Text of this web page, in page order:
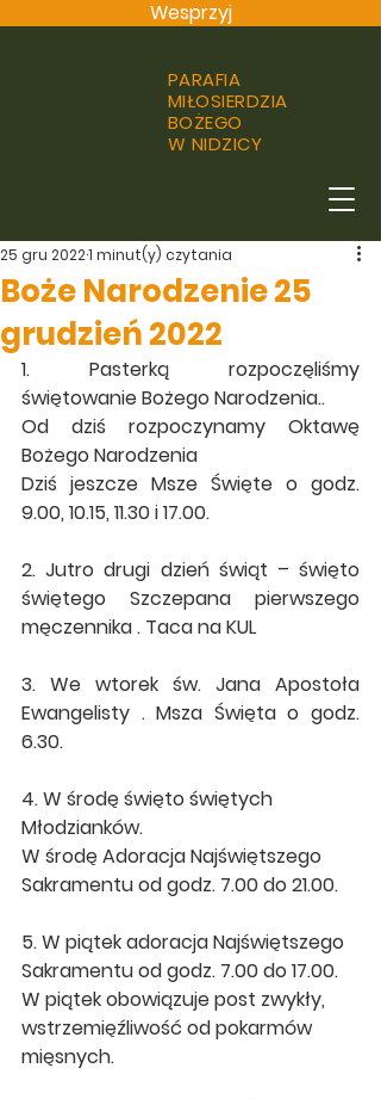
Wesprzyj
PARAFIA
MIŁOSIERDZIA
BOŻEGO
W NIDZICY
Boże Narodzenie 25
grudzień 2022
25 gru 20221 minut(y) czytania
1. Pasterką rozpoczęliśmy
świętowanie Bożego Narodzenia..
Od dziś rozpoczynamy Oktawę
Bożego Narodzenia
Dziś jeszcze Msze Święte o godz.
9.00, 10.15, 11.30 i 17.00.
2. Jutro drugi dzień świąt – święto
świętego Szczepana pierwszego
męczennika . Taca na KUL
3. We wtorek św. Jana Apostoła
Ewangelisty . Msza Święta o godz.
6.30.
4. W środę święto świętych
Młodzianków.
W środę Adoracja Najświętszego
Sakramentu od godz. 7.00 do 21.00.
5. W piątek adoracja Najświętszego
Sakramentu od godz. 7.00 do 17.00.
W piątek obowiązuje post zwykły,
wstrzemięźliwość od pokarmów
mięsnych.